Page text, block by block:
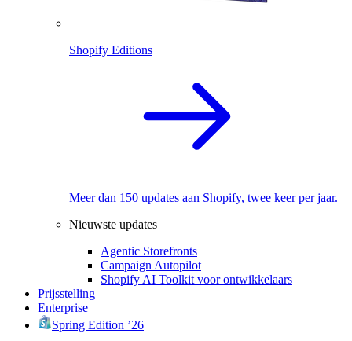
Shopify Editions
Meer dan 150 updates aan Shopify, twee keer per jaar.
Nieuwste updates
Agentic Storefronts
Campaign Autopilot
Shopify AI Toolkit voor ontwikkelaars
Prijsstelling
Enterprise
Spring Edition ’26